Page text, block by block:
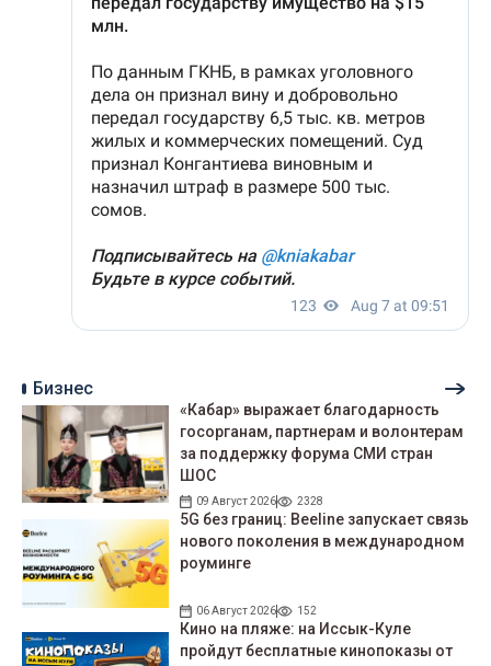
Бизнес
«Кабар» выражает благодарность
госорганам, партнерам и волонтерам
за поддержку форума СМИ стран
ШОС
09 Август 2026 2328
5G без границ: Beeline запускает связь
нового поколения в международном
роуминге
06 Август 2026 152
Кино на пляже: на Иссык-Куле
пройдут беcплатные кинопоказы от